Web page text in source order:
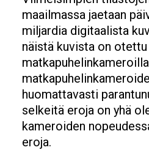
maailmassa jaetaan
miljardia digitaalista
näistä kuvista on otettu
huomattavasti
selkeitä eroja on yhä
kameroiden
eroja.